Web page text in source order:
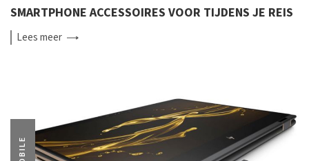
SMARTPHONE ACCESSOIRES VOOR TIJDENS JE REIS
Leesmeer